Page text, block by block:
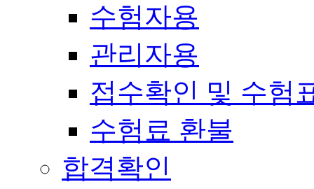
수험자용
관리자용
접수확인 및 수험
수험료 환불
합격확인